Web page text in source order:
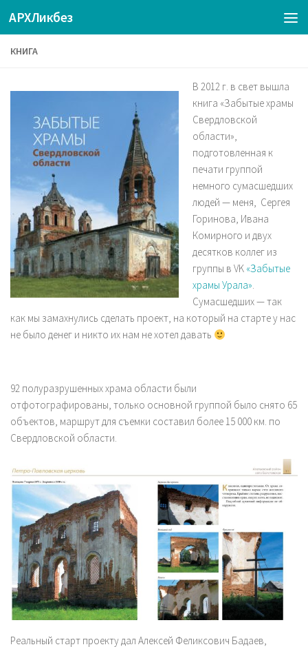
АРХЛикбез
КНИГА
В 2012 г. в свет вышла
книга «Забытые храмы
Свердловской
области»,
подготовленная к
печати группой
немного сумасшедших
людей — меня, Сергея
Горинова, Ивана
Комирного и двух
десятков коллег из
группы в VK «Забытые
храмы Урала».
Сумасшедших — так
как мы замахнулись сделать проект, на который на старте у нас
не было денег и никто их нам не хотел давать
92 полуразрушенных храма области были
отфотографированы, только основной группой было снято 65
объектов, маршрут для съемки составил более 15 000 км. по
Свердловской области.
Реальный старт проекту дал Алексей Феликсович Бадаев,